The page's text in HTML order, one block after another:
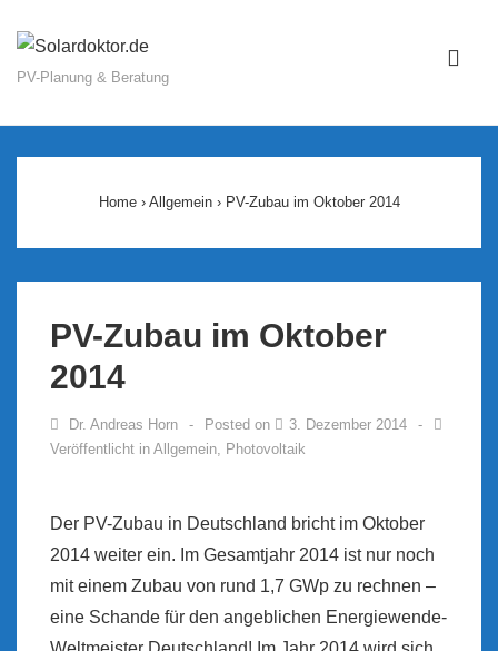
Zum
InhaltPV-Planung & Beratung
Home › Allgemein › PV-Zubau im Oktober 2014
PV-Zubau im Oktober
2014
Dr. Andreas Horn Posted on
3. Dezember 2014
Veröffentlicht in Allgemein, Photovoltaik
Der PV-Zubau in Deutschland bricht im Oktober
2014 weiter ein. Im Gesamtjahr 2014 ist nur noch
mit einem Zubau von rund 1,7 GWp zu rechnen –
eine Schande für den angeblichen Energiewende-